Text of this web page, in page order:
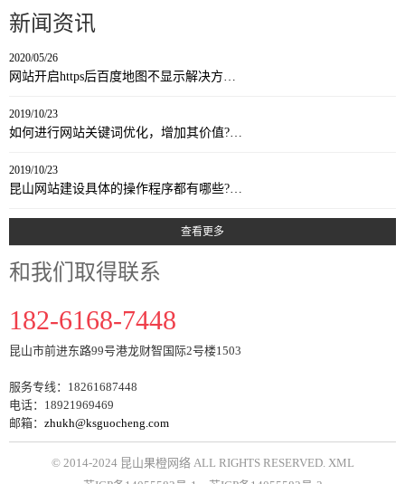
新闻资讯
2020/05/26
网站开启https后百度地图不显示解决方…
2019/10/23
如何进行网站关键词优化，增加其价值?…
2019/10/23
昆山网站建设具体的操作程序都有哪些?…
查看更多
和我们取得联系
182-6168-7448
昆山市前进东路99号港龙财智国际2号楼1503
服务专线：18261687448
电话：18921969469
邮箱： zhukh@ksguocheng.com
© 2014-2024 昆山果橙网络 ALL RIGHTS RESERVED. XML